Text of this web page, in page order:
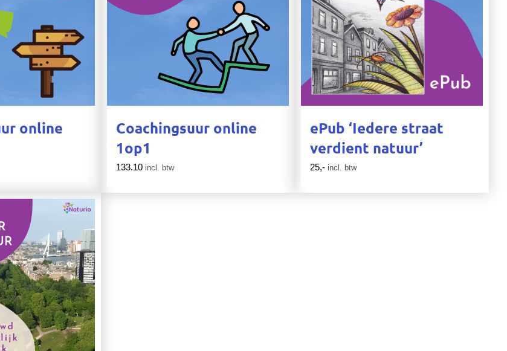
online
Coachingsuur online
1op1
133.10 incl. btw
ePub ‘Iedere straat
verdient natuur’
25,- incl. btw